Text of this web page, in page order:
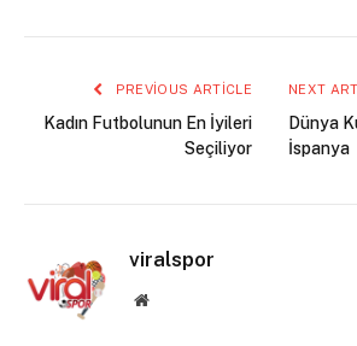
PREVIOUS ARTICLE
Kadın Futbolunun En İyileri
Seçiliyor
NEXT
Dünya
İspanya
viralspor
Website